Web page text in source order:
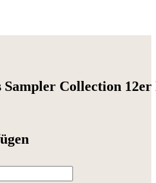
Sampler Collection 12er